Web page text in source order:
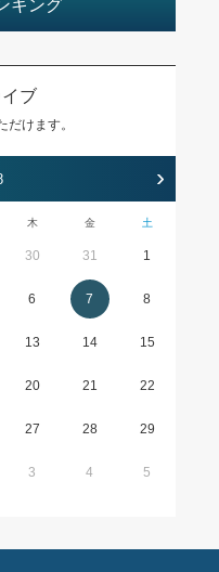
キング
ブ
だけます。
›
木 金 土
30 31 1
6 7 8
13 14 15
20 21 22
27 28 29
3 4 5